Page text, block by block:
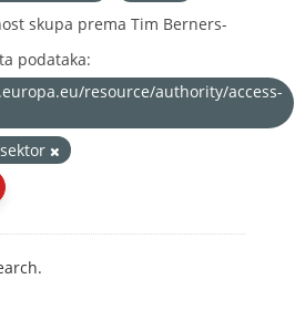
skupa prema Tim Berners-
podataka:
resource/authority/access-